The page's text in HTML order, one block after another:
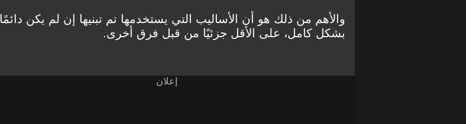
والأهم من ذلك هو أن الأساليب التي يستخدمها تم تبنيها إن لم يكن دائمًا
بشكل كامل، على الأقل جزئيًا من قبل فرق أخرى.
إعلان